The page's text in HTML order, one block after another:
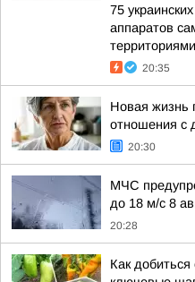
75
аппаратов
20:35
Новая жизнь
отношения с
20:30
МЧС
до 18 м/с 8
20:28
Как добиться